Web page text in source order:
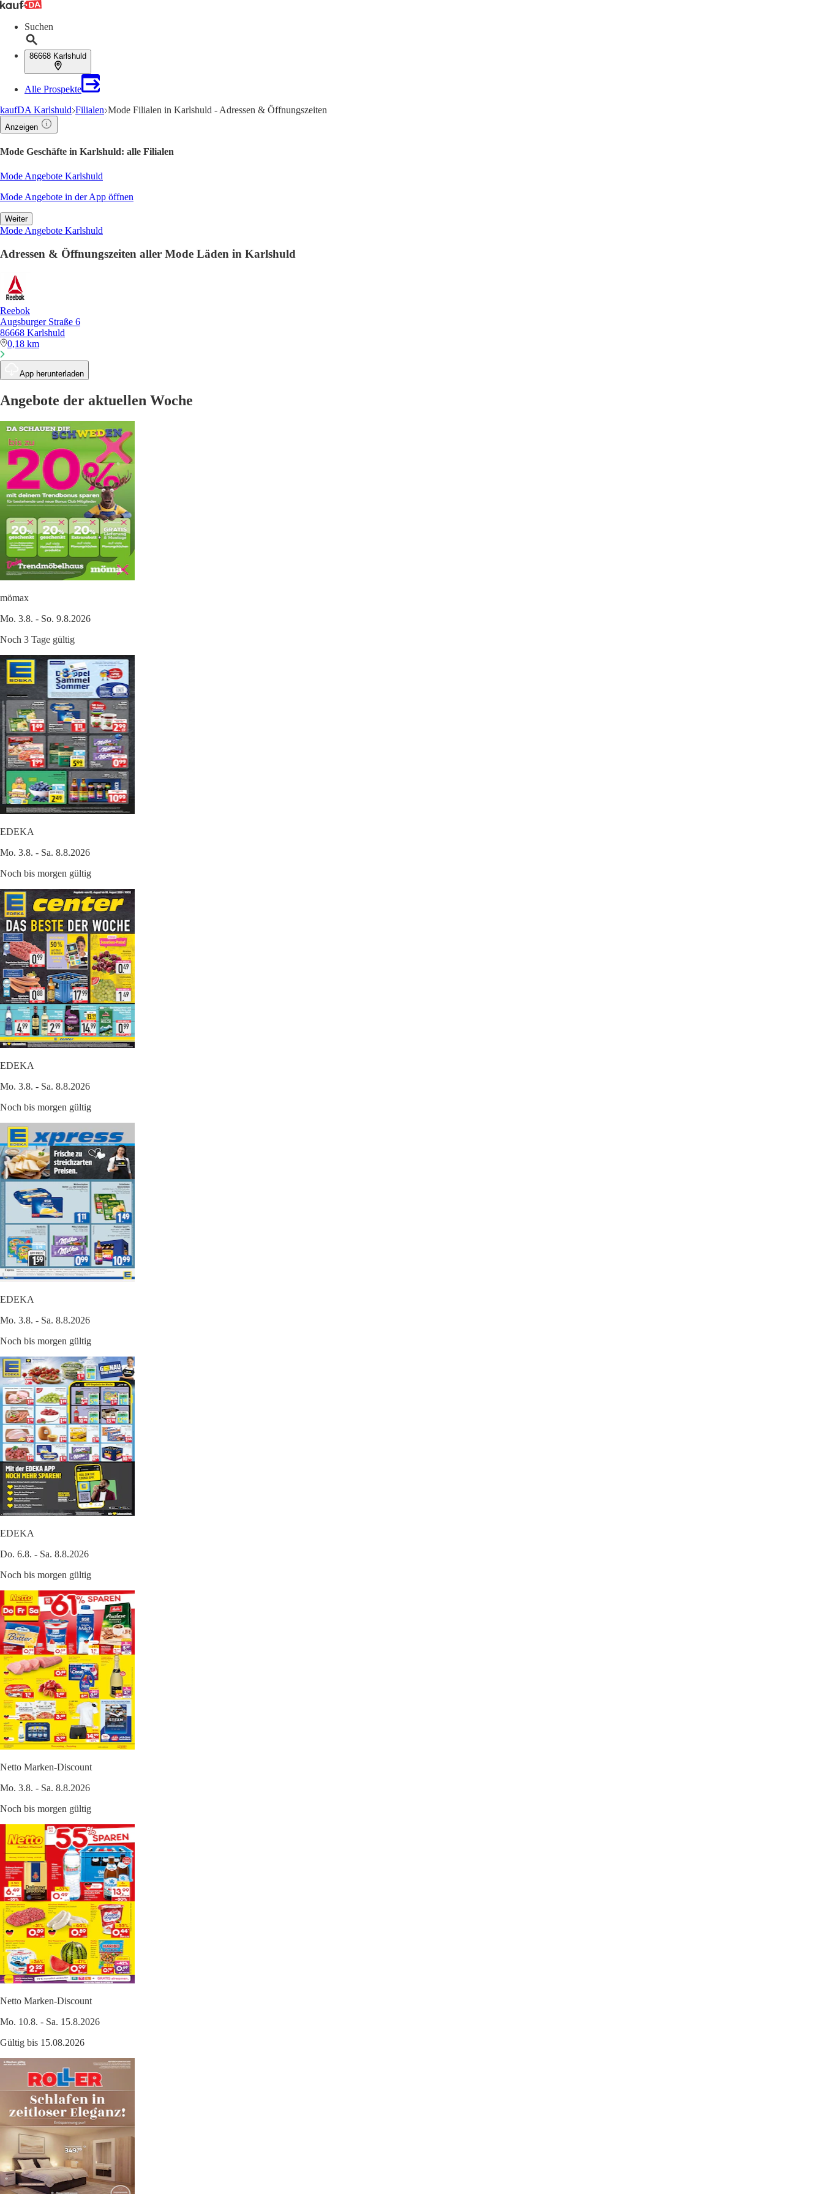
Suchen
86668 Karlshuld
Alle Prospekte
kaufDA Karlshuld Filialen Mode Filialen in Karlshuld - Adressen & Öffnungszeiten
Anzeigen
Mode Geschäfte in Karlshuld: alle Filialen
Mode Angebote Karlshuld
Mode Angebote in der App öffnen
Weiter
Mode Angebote Karlshuld
Adressen & Öffnungszeiten aller Mode Läden in Karlshuld
Reebok
Augsburger Straße 6
86668 Karlshuld
0,18 km
App herunterladen
Angebote der aktuellen Woche
mömax
Mo. 3.8. - So. 9.8.2026
Noch 3 Tage gültig
EDEKA
Mo. 3.8. - Sa. 8.8.2026
Noch bis morgen gültig
EDEKA
Mo. 3.8. - Sa. 8.8.2026
Noch bis morgen gültig
EDEKA
Mo. 3.8. - Sa. 8.8.2026
Noch bis morgen gültig
EDEKA
Do. 6.8. - Sa. 8.8.2026
Noch bis morgen gültig
Netto Marken-Discount
Mo. 3.8. - Sa. 8.8.2026
Noch bis morgen gültig
Netto Marken-Discount
Mo. 10.8. - Sa. 15.8.2026
Gültig bis 15.08.2026